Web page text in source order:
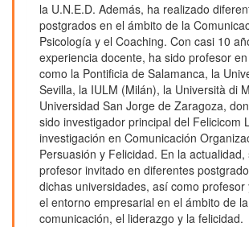
la U.N.E.D. Además, ha realizado
postgrados en el ámbito de la
Psicología y el Coaching. Con casi 10
experiencia docente, ha sido profesor
como la Pontificia de Salamanca, la
Sevilla, la IULM (Milán), la Università di
Universidad San Jorge de Zaragoza,
sido investigador principal del Felicicom
investigación en Comunicación
Persuasión y Felicidad. En la actualidad,
profesor invitado en diferentes
dichas universidades, así como profesor
el entorno empresarial en el ámbito de la
comunicación, el liderazgo y la felicidad.